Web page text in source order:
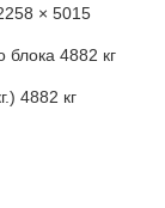
× 5015
блока 4882 кг
4882 кг